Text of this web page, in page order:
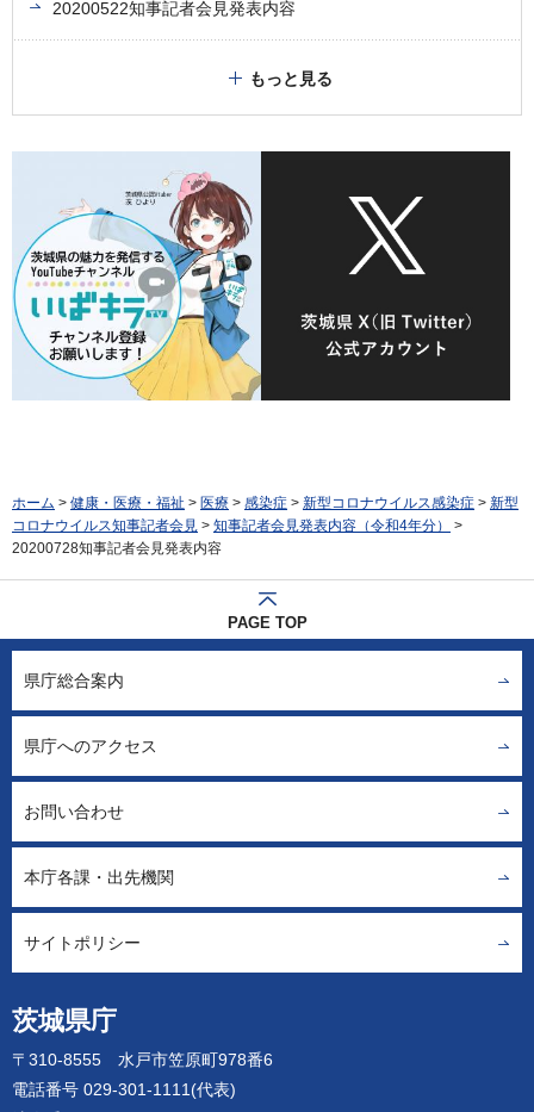
20200522知事記者会見発表内容
もっと見る
ホーム > 健康・医療・福祉 > 医療 > 感染症 > 新型コロナウイルス感染症 > 新型
コロナウイルス知事記者会見 > 知事記者会見発表内容（令和4年分）
>
20200728知事記者会見発表内容
PAGE TOP
茨城県庁
〒310-8555 水戸市笠原町978番6
電話番号 029-301-1111(代表)
県庁総合案内
県庁へのアクセス
お問い合わせ
本庁各課・出先機関
サイトポリシー